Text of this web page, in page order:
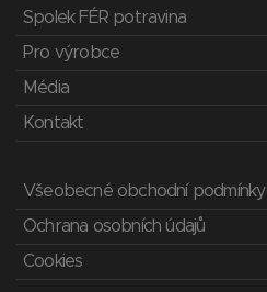
Spolek FÉR potravina
Pro výrobce
Média
Kontakt
Všeobecné obchodní podmínky
Ochrana osobních údajů
Cookies